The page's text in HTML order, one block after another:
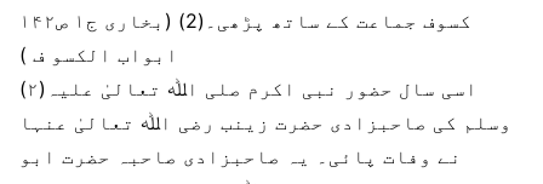
کسوف جماعت کے ساتھ پڑھی۔(2) (بخاری ج۱ ص۱۴۲
(۲)اسی سال حضور نبی اکرم صلی اﷲ تعالیٰ علیہ
وسلم کی صاحبزادی حضرت زینب رضی اﷲ تعالیٰ عنہا
نے وفات پائی۔ یہ صاحبزادی صاحبہ حضرت ابو